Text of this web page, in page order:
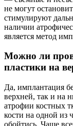
не могут
стимулируют
наличии
является метод
Можно ли
пластики на
Да, имплантация
верхней, так и на
атрофии костных
кости на одной из
обойтись. Чаще